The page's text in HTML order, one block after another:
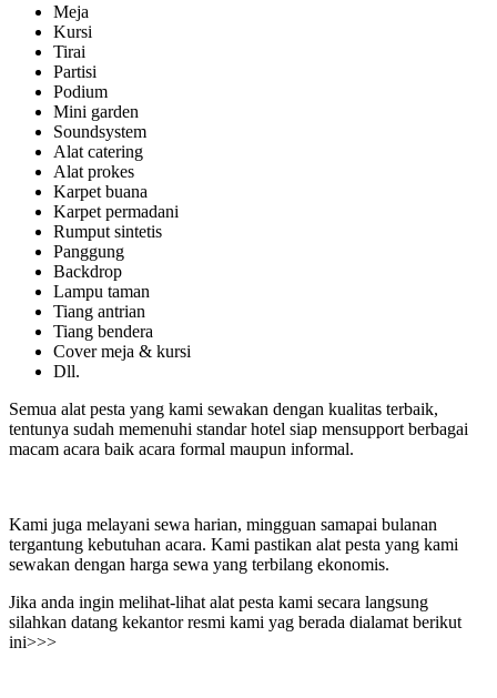
Meja
Kursi
Tirai
Partisi
Podium
Mini garden
Soundsystem
Alat catering
Alat prokes
Karpet buana
Karpet permadani
Rumput sintetis
Panggung
Backdrop
Lampu taman
Tiang antrian
Tiang bendera
Cover meja & kursi
Dll.
Semua alat pesta yang kami sewakan dengan kualitas terbaik,
tentunya sudah memenuhi standar hotel siap mensupport berbagai
macam acara baik acara formal maupun informal.
Kami juga melayani sewa harian, mingguan samapai bulanan
tergantung kebutuhan acara. Kami pastikan alat pesta yang kami
sewakan dengan harga sewa yang terbilang ekonomis.
Jika anda ingin melihat-lihat alat pesta kami secara langsung
silahkan datang kekantor resmi kami yag berada dialamat berikut
ini>>>